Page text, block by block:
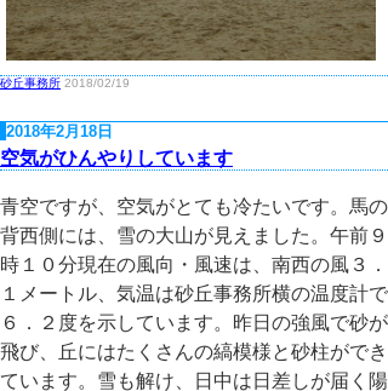
砂丘事務所 2018/02/19
2018年2月18日
空気がひんやりしています
青空ですが、空気がとても冷たいです。馬の
背西側には、雪の大山が見えました。午前９
時１０分現在の風向・風速は、南西の風３．
１メートル、気温は砂丘事務所横の温度計で
６．２度を示しています。昨日の強風で砂が
飛び、丘にはたくさんの縞模様と砂柱ができ
ています。雪も解け、日中は日差しが届く陽